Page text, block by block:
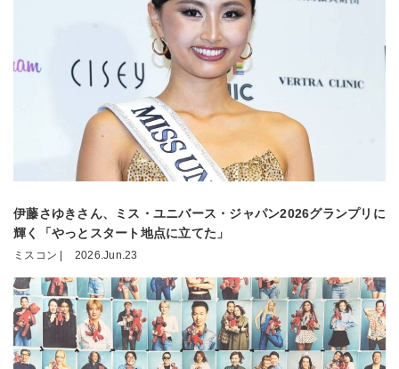
伊藤さゆきさん、ミス・ユニバース・ジャパン2026グランプリに
輝く「やっとスタート地点に立てた」
ミスコン | 2026.Jun.23